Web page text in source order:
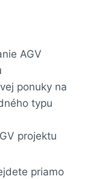
AGV
ponuky na
typu
projektu
priamo